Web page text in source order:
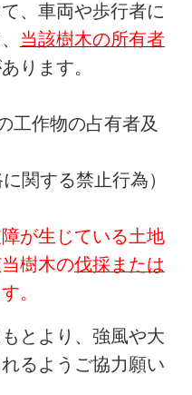
、車両や歩行者に
当該樹木の所有者
ります。
作物の占有者及
関する禁止行為）
が生じている土地
樹木の伐採または
。
とより、強風や大
るようご協力願い